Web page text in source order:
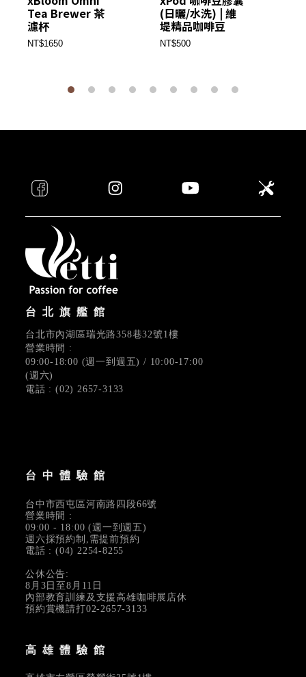
Tea Brewer 茶
濾杯
NT$1650
(日曬/水洗) | 維
堤精品咖啡豆
NT$500
台北旗艦館
台北市內湖區瑞光路358巷32號1樓
營業時間 :
09:00-18:00 (週一到週五) / 10:00-17:00
(週六)
電話 : (02) 2657-3133
台中體驗館
台中市西屯區河南路四段66號
營業時間 :
09:00 - 18:00 (週一到週五)
週六採預約制,需提前預約
電話 : (04) 2254-8255
公休公告:
8月3日至8月11日
內部教育訓練及支援高雄咖啡展店休
預約賞機請打02-2657-3133
高雄體驗館